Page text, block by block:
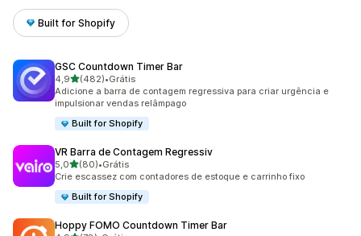
Built for Shopify
GSC Countdown Timer Bar
4,9de 5 estrelas
(482)
482 avaliações ao todo
•Grátis
Adicione a barra de contagem regressiva para criar urgência e
impulsionar vendas relâmpago
Built for Shopify
VR Barra de Contagem Regressiv
5,0de 5 estrelas
(80)
80 avaliações ao todo
•Grátis
Crie escassez com contadores de estoque e carrinho fixo
Built for Shopify
Hoppy FOMO Countdown Timer Bar